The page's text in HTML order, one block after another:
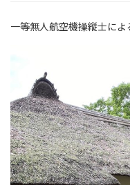
一等無人航空機操縦士に